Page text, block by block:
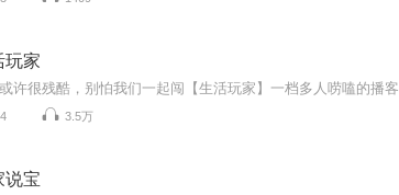
玩家
3.5万
说宝